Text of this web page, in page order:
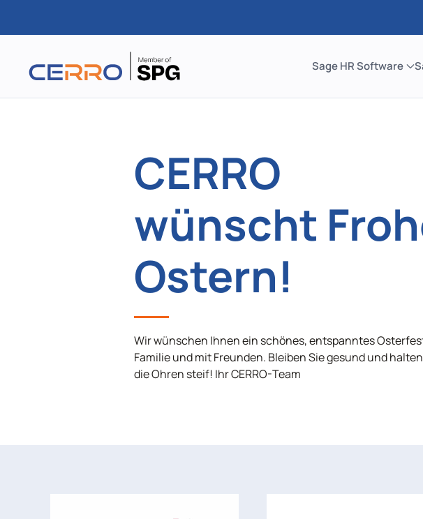
Zum
springen
Sage HR Software
CERRO
wünscht
Ostern!
Wir wünschen Ihnen ein schönes, entspanntes
Familie und mit Freunden. Bleiben Sie gesund und
die Ohren steif! Ihr CERRO-Team